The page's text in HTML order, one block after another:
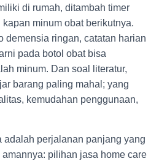
di rumah, ditambah timer
minum obat berikutnya.
demensia ringan, catatan harian
pada botol obat bisa
minum. Dan soal literatur,
barang paling mahal; yang
kemudahan penggunaan,
adalah perjalanan panjang yang
pilihan jasa home care